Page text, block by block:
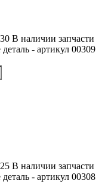
В наличии запчасти
- артикул 00309
В наличии запчасти
- артикул 00308